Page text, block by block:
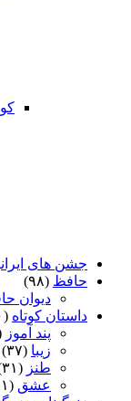
جشن های
حافظ (۹۸)
دیوان
داستان کوتاه (۱۳۰)
پند آموز
زیبا (۳۷)
طنز (۳۱)
عشق (۱۱)